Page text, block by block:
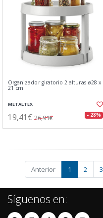
Organizador giratorio 2 alturas ø28 x
21 cm
METALTEX
19,41€ 26,91€ - 28%
Anterior 1 2 3
Síguenos en: